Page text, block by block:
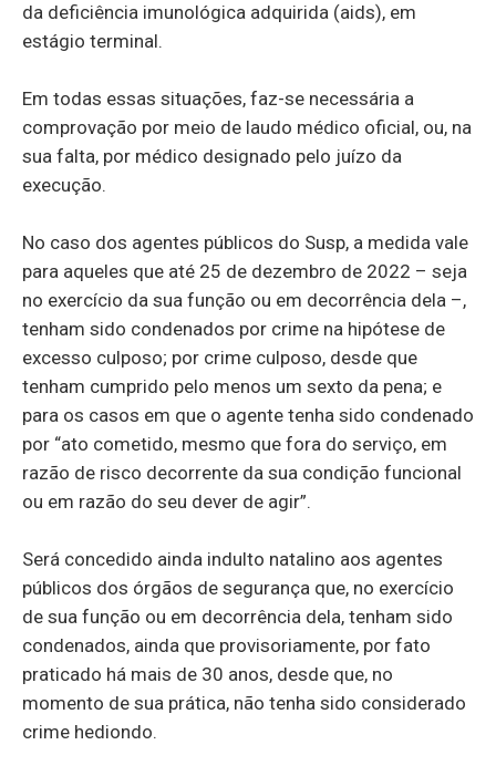
da deficiência imunológica adquirida (aids), em
estágio terminal.
Em todas essas situações, faz-se necessária a
comprovação por meio de laudo médico oficial, ou, na
sua falta, por médico designado pelo juízo da
execução.
No caso dos agentes públicos do Susp, a medida vale
para aqueles que até 25 de dezembro de 2022 – seja
no exercício da sua função ou em decorrência dela –,
tenham sido condenados por crime na hipótese de
excesso culposo; por crime culposo, desde que
tenham cumprido pelo menos um sexto da pena; e
para os casos em que o agente tenha sido condenado
por “ato cometido, mesmo que fora do serviço, em
razão de risco decorrente da sua condição funcional
ou em razão do seu dever de agir”.
Será concedido ainda indulto natalino aos agentes
públicos dos órgãos de segurança que, no exercício
de sua função ou em decorrência dela, tenham sido
condenados, ainda que provisoriamente, por fato
praticado há mais de 30 anos, desde que, no
momento de sua prática, não tenha sido considerado
crime hediondo.